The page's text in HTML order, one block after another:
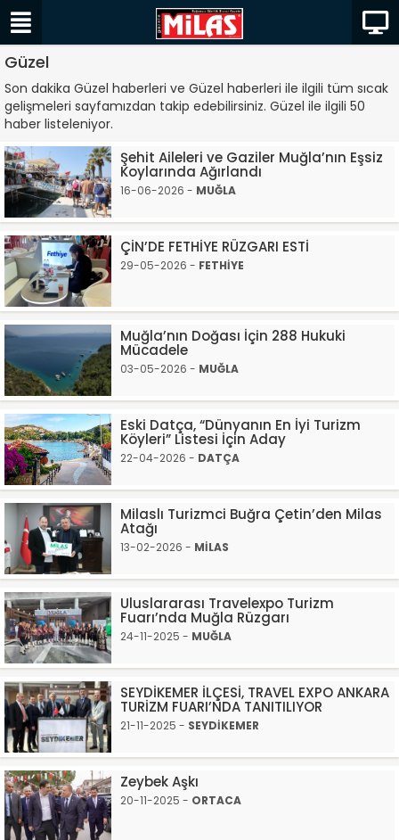
Güzel
Son dakika Güzel haberleri ve Güzel haberleri ile ilgili tüm sıcak
gelişmeleri sayfamızdan takip edebilirsiniz. Güzel ile ilgili 50
haber listeleniyor.
Şehit Aileleri ve Gaziler Muğla’nın Eşsiz
Koylarında Ağırlandı
16-06-2026 - MUĞLA
ÇİN’DE FETHİYE RÜZGARI ESTİ
29-05-2026 - FETHİYE
Muğla’nın Doğası İçin 288 Hukuki
Mücadele
03-05-2026 - MUĞLA
Eski Datça, “Dünyanın En İyi Turizm
Köyleri” Listesi İçin Aday
22-04-2026 - DATÇA
Milaslı Turizmci Buğra Çetin’den Milas
Atağı
13-02-2026 - MİLAS
Uluslararası Travelexpo Turizm
Fuarı’nda Muğla Rüzgarı
24-11-2025 - MUĞLA
SEYDİKEMER İLÇESİ, TRAVEL EXPO ANKARA
TURİZM FUARI’NDA TANITILIYOR
21-11-2025 - SEYDİKEMER
Zeybek Aşkı
20-11-2025 - ORTACA